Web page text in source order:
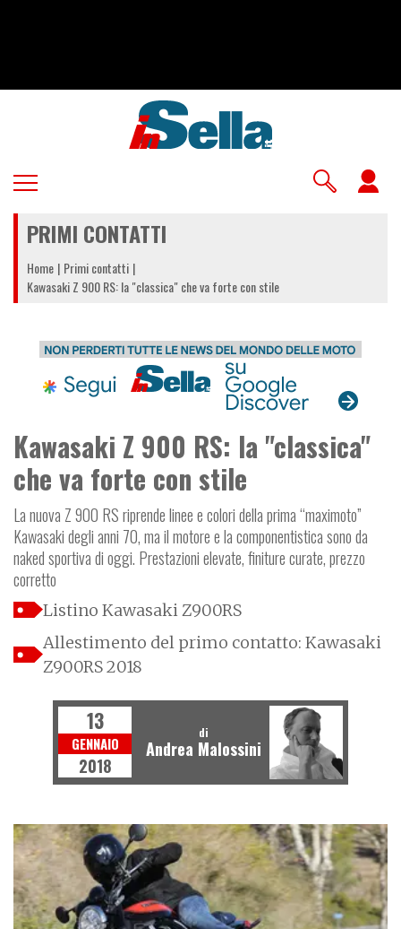
PRIMI CONTATTI
Home Primi contatti
Kawasaki Z 900 RS: la "classica" che va forte con stile
Kawasaki Z 900 RS: la "classica"
che va forte con stile
La nuova Z 900 RS riprende linee e colori della prima “maximoto”
Kawasaki degli anni 70, ma il motore e la componentistica sono da
naked sportiva di oggi. Prestazioni elevate, finiture curate, prezzo
corretto
Listino Kawasaki Z900RS
Allestimento del primo contatto: Kawasaki
Z900RS 2018
13
GENNAIO
2018
di
Andrea Malossini